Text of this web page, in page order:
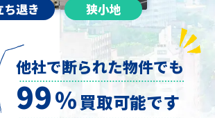
ち退き 狭小地
他社で断られた物件でも
99％ 買取可能です